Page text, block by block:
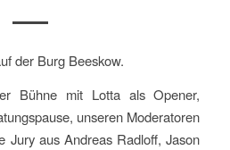
der Burg Beeskow.
Bühne mit Lotta als Opener,
unseren Moderatoren
Jury aus Andreas Radloff, Jason